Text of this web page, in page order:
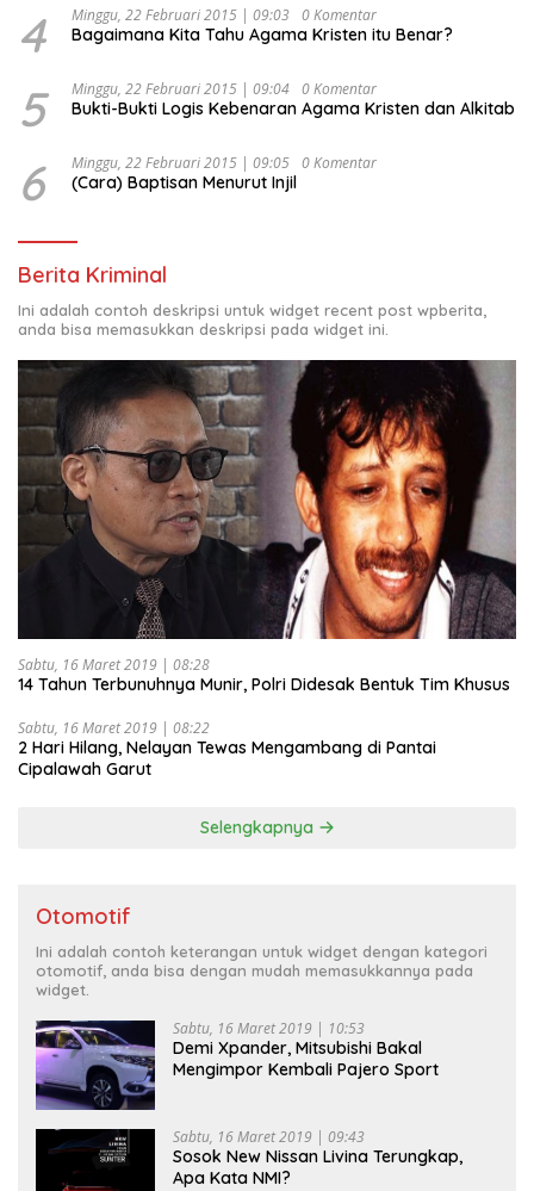
4 Minggu, 22 Februari 2015 | 09:03 0 Komentar
Bagaimana Kita Tahu Agama Kristen itu Benar?
5 Minggu, 22 Februari 2015 | 09:04 0 Komentar
Bukti-Bukti Logis Kebenaran Agama Kristen dan Alkitab
6 Minggu, 22 Februari 2015 | 09:05 0 Komentar
(Cara) Baptisan Menurut Injil
Berita Kriminal
Ini adalah contoh deskripsi untuk widget recent post wpberita,
anda bisa memasukkan deskripsi pada widget ini.
Sabtu, 16 Maret 2019 | 08:28
14 Tahun Terbunuhnya Munir, Polri Didesak Bentuk Tim Khusus
Sabtu, 16 Maret 2019 | 08:22
2 Hari Hilang, Nelayan Tewas Mengambang di Pantai
Cipalawah Garut
Selengkapnya
Otomotif
Ini adalah contoh keterangan untuk widget dengan kategori
otomotif, anda bisa dengan mudah memasukkannya pada
widget.
Sabtu, 16 Maret 2019 | 10:53
Demi Xpander, Mitsubishi Bakal
Mengimpor Kembali Pajero Sport
Sabtu, 16 Maret 2019 | 09:43
Sosok New Nissan Livina Terungkap,
Apa Kata NMI?